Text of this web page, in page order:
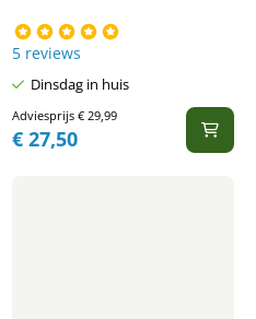
5 reviews
Dinsdag in huis
Adviesprijs €29,99
€27,50